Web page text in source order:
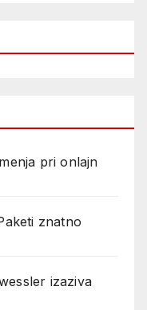
pri onlajn
znatno
izaziva